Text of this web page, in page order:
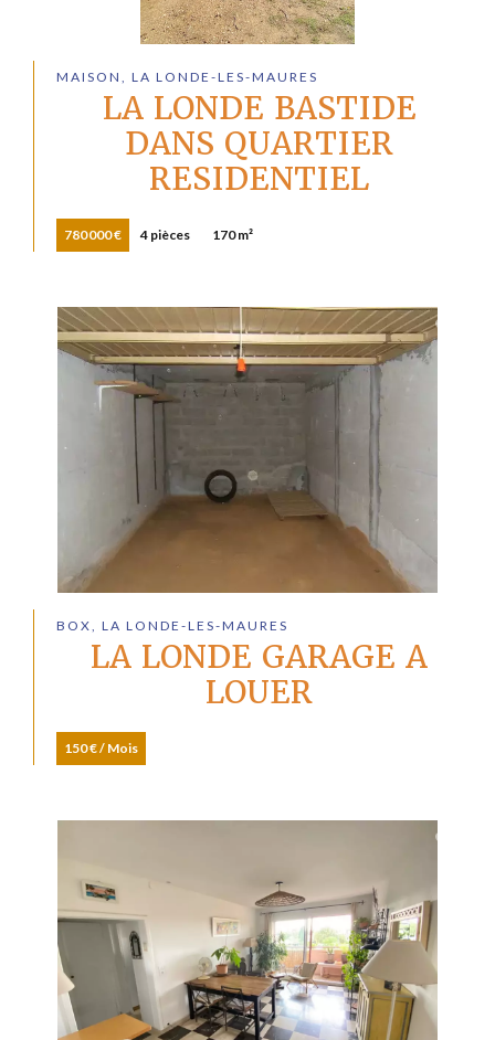
MAISON, LA LONDE-LES-MAURES
LA LONDE BASTIDE
DANS QUARTIER
RESIDENTIEL
780 000 € 4 pièces 170 m²
BOX, LA LONDE-LES-MAURES
LA LONDE GARAGE A
LOUER
150 € / Mois